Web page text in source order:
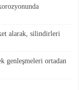
alarak, silindirleri
genleşmeleri ortadan